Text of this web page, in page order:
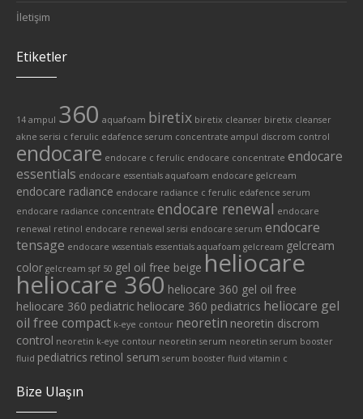
İletişim
Etiketler
14 ampul 360 aquafoam biretix biretix cleanser biretix cleanser
akne serisi c ferulic edafence serum concentrate ampul discrom control
endocare endocare c ferulic endocare concentrate endocare
essentials endocare essentials aquafoam endocare gelcream
endocare radiance endocare radiance c ferulic edafence serum
endocare radiance concentrate endocare renewal endocare
renewal retinol endocare renewal serisi endocare serum endocare
tensage endocare wssentials essentials aquafoam gelcream gelcream
color gelcream spf 50 gel oil free beige heliocare
heliocare 360 heliocare 360 gel oil free
heliocare 360 pediatric heliocare 360 pediatrics heliocare gel
oil free compact k-eye contour neoretin neoretin discrom
control neoretin k-eye contour neoretin serum neoretin serum booster
fluid pediatrics retinol serum serum booster fluid vitamin c
Bize Ulaşın